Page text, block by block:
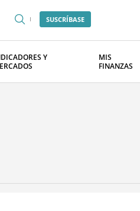
SUSCRÍBASE
Y
MIS
FINANZAS